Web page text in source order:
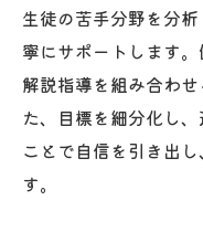
天王寺区で成績
天王寺 塾の
例
塾の演習量
ト
生徒の苦手分野を分
寧にサポートします。
解説指導を組み合わ
た、目標を細分化し
ことで自信を引き出
す。